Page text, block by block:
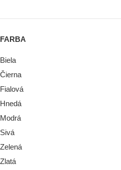
FARBA
Biela
Čierna
Fialová
Hnedá
Modrá
Sivá
Zelená
Zlatá